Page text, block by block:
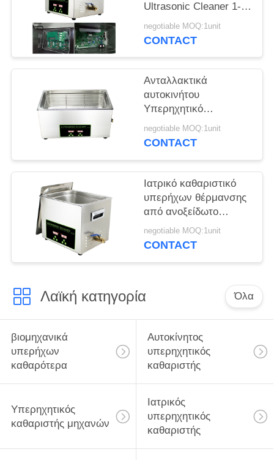
PRIVACY
POLICY
Ultrasonic Cleaner 1-
30 Minute Timer for Oil
Metal Parts
negotiable MOQ:1unit
CONTACT
Ανταλλακτικά
αυτοκινήτου
Υπερηχητικό
Μηχάνημα
Καθαρισμού Σκουριάς
negotiable MOQ:1unit
CONTACT
Ιατρικό καθαριστικό
υπερήχων θέρμανσης
από ανοξείδωτο
χάλυβα 304 για
χειρουργικό / ιατρικό
negotiable MOQ:1unit
CONTACT
Λαϊκή κατηγορία Όλα
βιομηχανικά
υπερήχων
καθαρότερα
Αυτοκίνητος
υπερηχητικός
καθαριστής
Υπερηχητικός
καθαριστής μηχανών
Ιατρικός
υπερηχητικός
καθαριστής